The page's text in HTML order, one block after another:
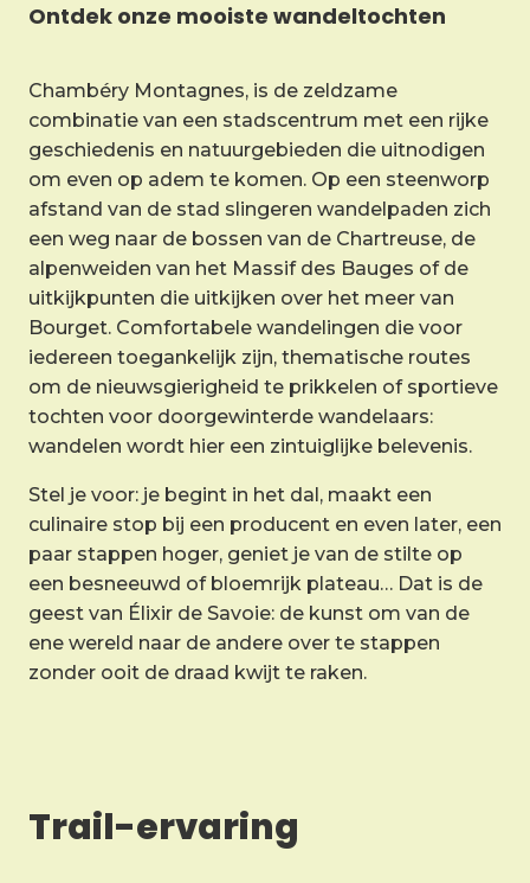
Ontdek onze mooiste wandeltochten
Chambéry Montagnes, is de zeldzame
combinatie van een stadscentrum met een rijke
geschiedenis en natuurgebieden die uitnodigen
om even op adem te komen. Op een steenworp
afstand van de stad slingeren wandelpaden zich
een weg naar de bossen van de Chartreuse, de
alpenweiden van het Massif des Bauges of de
uitkijkpunten die uitkijken over het meer van
Bourget. Comfortabele wandelingen die voor
iedereen toegankelijk zijn, thematische routes
om de nieuwsgierigheid te prikkelen of sportieve
tochten voor doorgewinterde wandelaars:
wandelen wordt hier een zintuiglijke belevenis.
Stel je voor: je begint in het dal, maakt een
culinaire stop bij een producent en even later, een
paar stappen hoger, geniet je van de stilte op
een besneeuwd of bloemrijk plateau… Dat is de
geest van Élixir de Savoie: de kunst om van de
ene wereld naar de andere over te stappen
zonder ooit de draad kwijt te raken.
Trail-ervaring